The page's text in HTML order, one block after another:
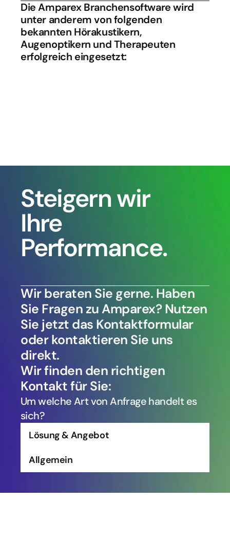
Die Amparex Branchensoftware wird
unter anderem von folgenden
bekannten Hörakustikern,
Augenoptikern und Therapeuten
erfolgreich eingesetzt:
Steigern wir
Ihre
Performance.
Wir beraten Sie gerne. Haben
Sie Fragen zu Amparex? Nutzen
Sie jetzt das Kontaktformular
oder kontaktieren Sie uns
direkt.
Wir finden den richtigen
Kontakt für Sie:
Um welche Art von Anfrage handelt es
sich?
Lösung & Angebot
Allgemein